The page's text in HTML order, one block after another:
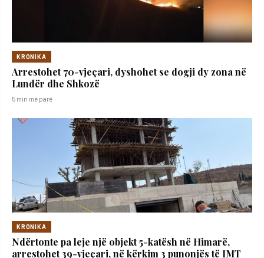
KRONIKA
Arrestohet 70-vjeçari, dyshohet se dogji dy zona në
Lundër dhe Shkozë
5 min më parë
KRONIKA
Ndërtonte pa leje një objekt 5-katësh në Himarë,
arrestohet 39-vjeçari, në kërkim 3 punonjës të IMT